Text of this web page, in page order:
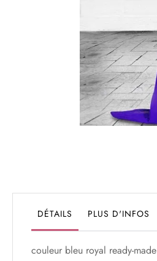
la
Galerie
d’images
DÉTAILS PLUS D'INFOS
couleur bleu royal ready-made